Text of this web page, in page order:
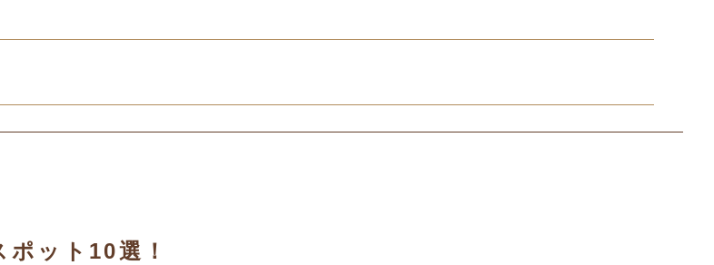
ット10選！